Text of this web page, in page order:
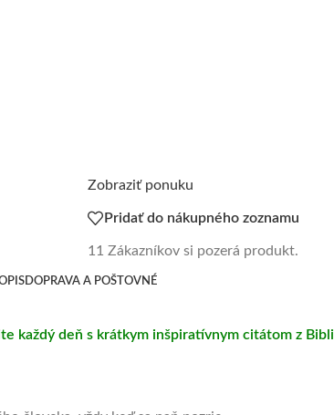
Zobraziť ponuku
Pridať do nákupného zoznamu
11 Zákazníkov si pozerá produkt.
DOPRAVA A POŠTOVNÉ
každý deň s krátkym inšpiratívnym citátom z